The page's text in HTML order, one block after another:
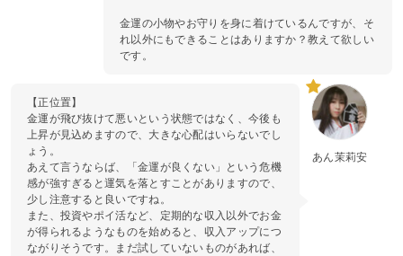
金運の小物やお守りを身に着けているんですが、そ
れ以外にもできることはありますか？教えて欲しい
です。
あん茉莉安
【正位置】
金運が飛び抜けて悪いという状態ではなく、今後も
上昇が見込めますので、大きな心配はいらないでし
ょう。
あえて言うならば、「金運が良くない」という危機
感が強すぎると運気を落とすことがありますので、
少し注意すると良いですね。
また、投資やポイ活など、定期的な収入以外でお金
が得られるようなものを始めると、収入アップにつ
ながりそうです。まだ試していないものがあれば、